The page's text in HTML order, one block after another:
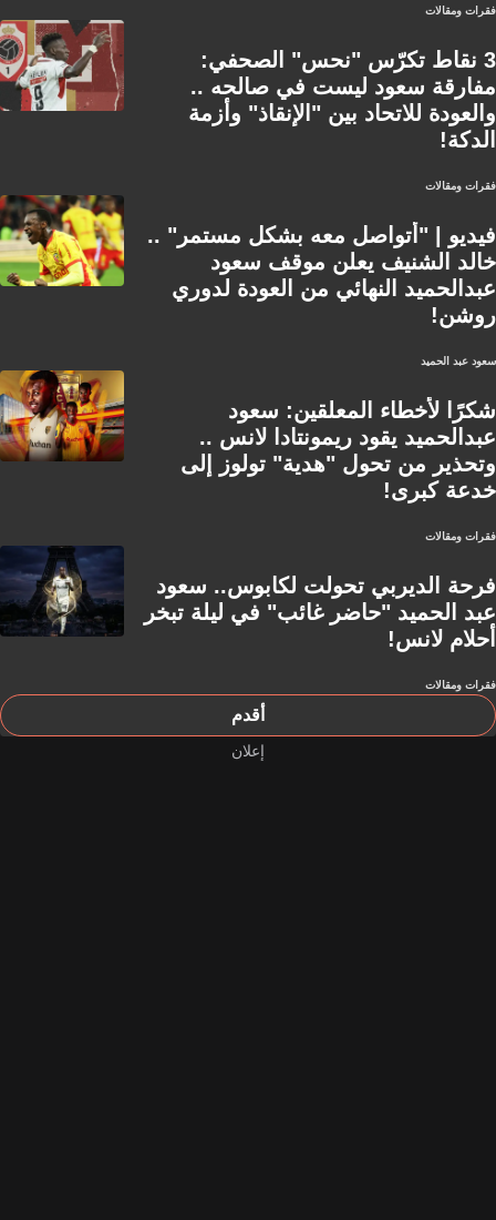
فقرات ومقالات
3 نقاط تكرّس "نحس" الصحفي:
مفارقة سعود ليست في صالحه ..
والعودة للاتحاد بين "الإنقاذ" وأزمة
الدكة!
فقرات ومقالات
فيديو | "أتواصل معه بشكل مستمر" ..
خالد الشنيف يعلن موقف سعود
عبدالحميد النهائي من العودة لدوري
روشن!
سعود عبد الحميد
شكرًا لأخطاء المعلقين: سعود
عبدالحميد يقود ريمونتادا لانس ..
وتحذير من تحول "هدية" تولوز إلى
خدعة كبرى!
فقرات ومقالات
فرحة الديربي تحولت لكابوس.. سعود
عبد الحميد "حاضر غائب" في ليلة تبخر
أحلام لانس!
فقرات ومقالات
أقدم